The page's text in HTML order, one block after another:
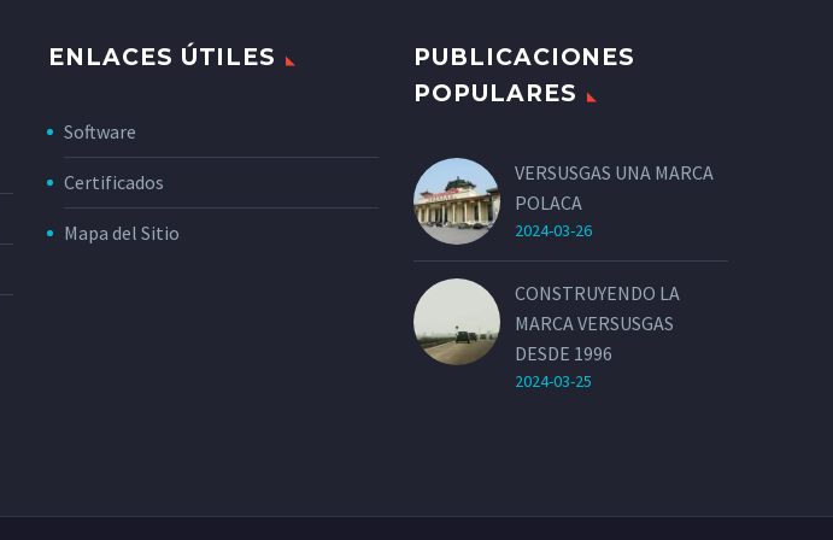
ENLACES ÚTILES
Software
Certificados
Mapa del Sitio
PUBLICACIONES
POPULARES
VERSUSGAS UNA MARCA
POLACA
2024-03-26
CONSTRUYENDO LA
MARCA VERSUSGAS
DESDE 1996
2024-03-25